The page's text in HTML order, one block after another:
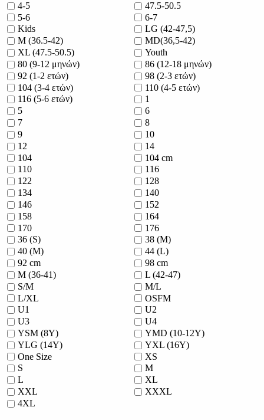
4-5
47.5-50.5
5-6
6-7
Kids
LG (42-47,5)
M (36.5-42)
MD(36,5-42)
XL (47.5-50.5)
Youth
80 (9-12 μηνών)
86 (12-18 μηνών)
92 (1-2 ετών)
98 (2-3 ετών)
104 (3-4 ετών)
110 (4-5 ετών)
116 (5-6 ετών)
1
5
6
7
8
9
10
12
14
104
104 cm
110
116
122
128
134
140
146
152
158
164
170
176
36 (S)
38 (M)
40 (M)
44 (L)
92 cm
98 cm
M (36-41)
L (42-47)
S/M
M/L
L/XL
OSFM
U1
U2
U3
U4
YSM (8Y)
YMD (10-12Y)
YLG (14Y)
YXL (16Y)
One Size
XS
S
M
L
XL
XXL
XXXL
4XL